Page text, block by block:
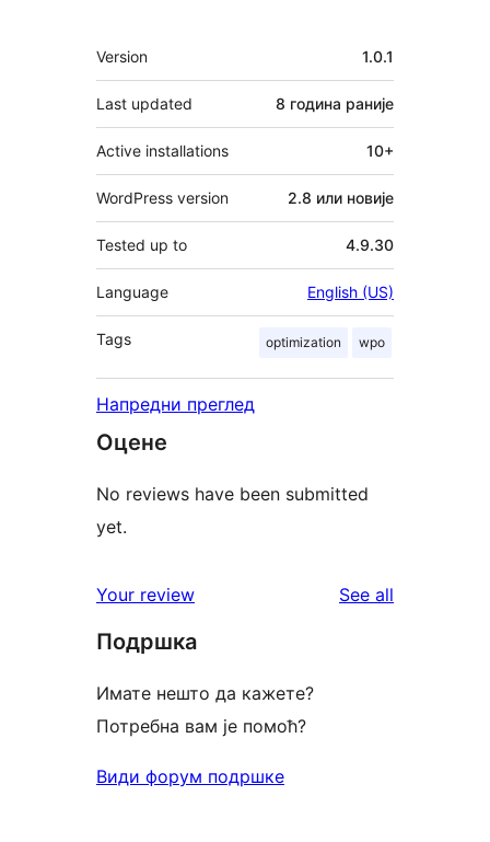
Мета
Version 1.0.1
Last updated 8 година раније
Active installations 10+
WordPress version 2.8 или новије
Tested up to 4.9.30
Language English (US)
Tags optimization wpo
Напредни преглед
Оцене
No reviews have been submitted
yet.
Your review See all
Подршка
Имате нешто да кажете?
Потребна вам је помоћ?
Види форум подршке